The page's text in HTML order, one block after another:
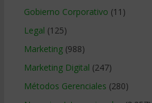
Gobierno Corporativo (11)
Legal (125)
Marketing(988)
Marketing Digital (247)
Métodos Gerenciales (280)